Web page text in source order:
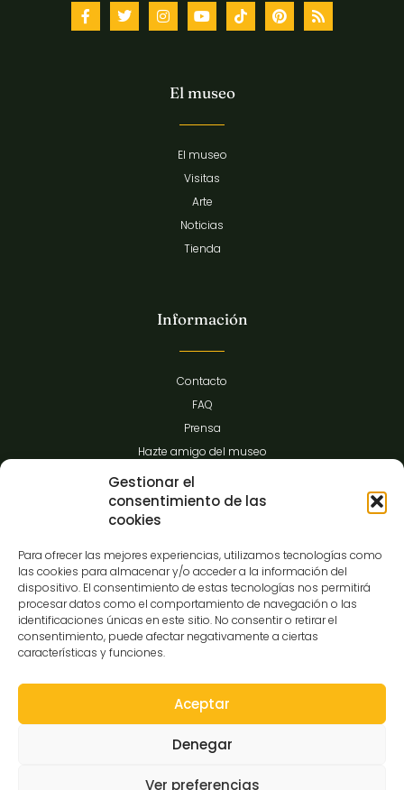
Gestionar el
consentimiento de las
cookies
Para ofrecer las mejores experiencias, utilizamos tecnologías como
las cookies para almacenar y/o acceder a la información del
dispositivo. El consentimiento de estas tecnologías nos permitirá
procesar datos como el comportamiento de navegación o las
identificaciones únicas en este sitio. No consentir o retirar el
consentimiento, puede afectar negativamente a ciertas
características y funciones.
Aceptar
Denegar
Ver preferencias
El museo
El museo
Visitas
Arte
Noticias
Tienda
Información
Contacto
FAQ
Prensa
Hazte amigo del museo
Transparencia
C/Gibraltar,14
37008-Salamanca